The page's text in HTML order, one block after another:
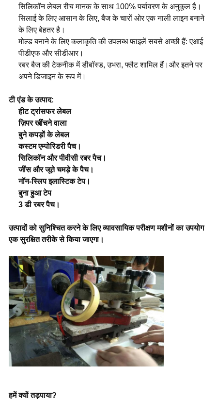
सिलिकॉन लेबल रीच मानक के साथ 100% पर्यावरण के अनुकूल है।
सिलाई के लिए आसान के लिए, बैज के चारों ओर एक नाली लाइन बनाने
के लिए बेहतर है।
मोल्ड बनाने के लिए कलाकृति की उपलब्ध फाइलें सबसे अच्छी हैं: एआई
पीडीएफ और सीडीआर।
रबर बैज की टेकनीक में डीबॉस्ड, उभरा, फ्लैट शामिल हैं।और इतने पर
अपने डिजाइन के रूप में।
टी एंड के उत्पाद:
हीट ट्रांसफर लेबल
ज़िपर खींचने वाला
बुने कपड़ों के लेबल
कस्टम एम्पोरिडरी पैच।
सिलिकॉन और पीवीसी रबर पैच।
जींस और जूते चमड़े के पैच।
नॉन-स्लिप इलास्टिक टेप।
बुना हुआ टेप
3 डी रबर पैच।
उत्पादों को सुनिश्चित करने के लिए व्यावसायिक परीक्षण मशीनों का उपयोग
एक सुरक्षित तरीके से किया जाएगा।
हमें क्यों तड़पाया?